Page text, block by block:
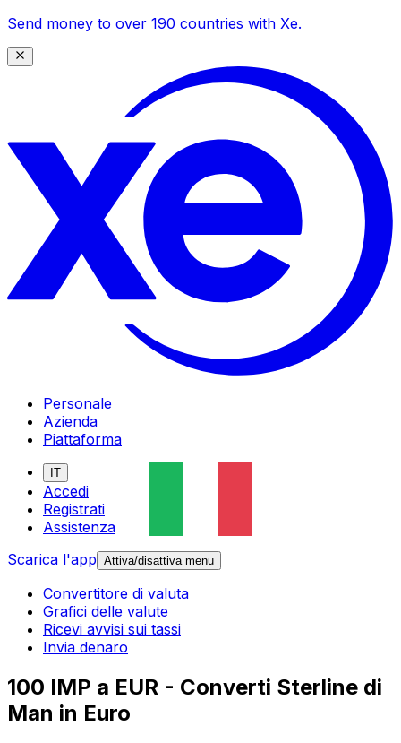
Send money to over 190 countries with Xe.
Personale
Azienda
Piattaforma
IT
Accedi
Registrati
Assistenza
Scarica l'app Attiva/disattiva menu
Convertitore di valuta
Grafici delle valute
Ricevi avvisi sui tassi
Invia denaro
100 IMP a EUR - Converti Sterline di
Man in Euro